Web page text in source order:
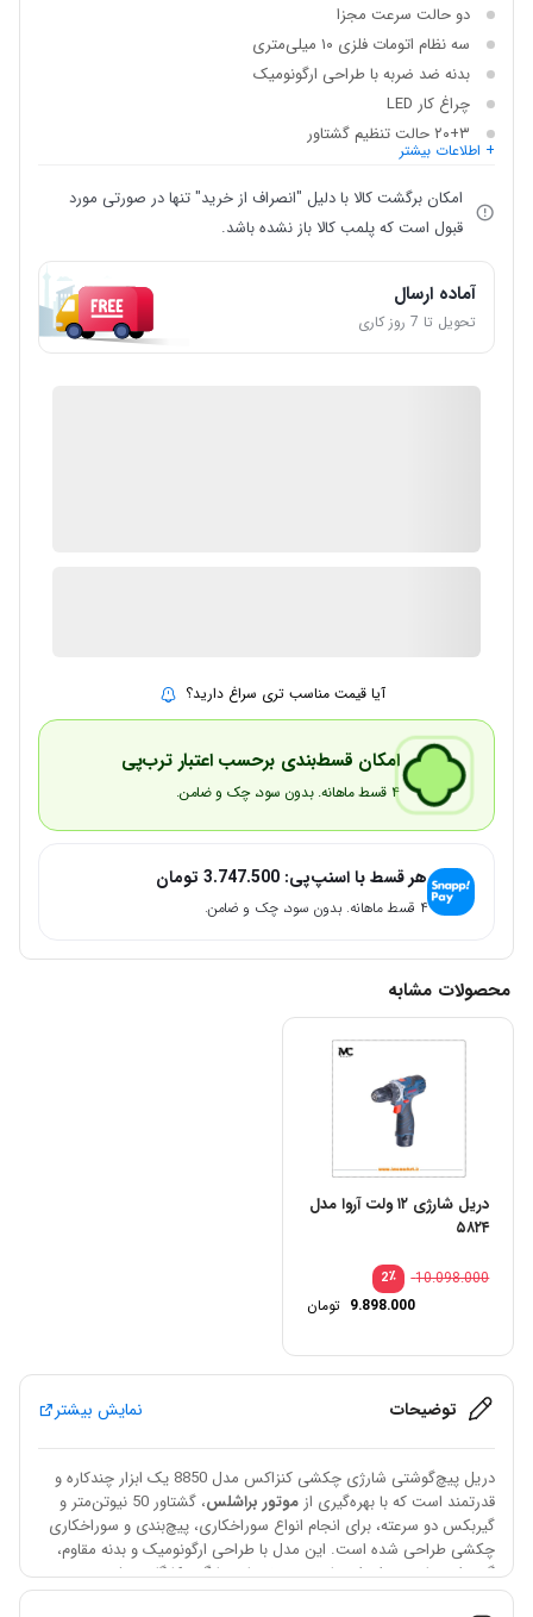
دو حالت سرعت مجزا
سه نظام اتومات فلزی ۱۰ میلی‌متری
بدنه ضد ضربه با طراحی ارگونومیک
چراغ کار LED
۲۰+۳ حالت تنظیم گشتاور
+ اطلاعات بیشتر
امکان برگشت کالا با دلیل "انصراف از خرید" تنها در صورتی مورد
قبول است که پلمب کالا باز نشده باشد.
آماده ارسال
تحویل تا 7 روز کاری
آیا قیمت مناسب تری سراغ دارید؟
امکان قسط‌بندی برحسب اعتبار ترب‌پی
۴ قسط ماهانه. بدون سود، چک و ضامن.
هر قسط با اسنپ‌پی: 3.747.500 تومان
۴ قسط ماهانه. بدون سود، چک و ضامن.
محصولات مشابه
دریل شارژی ۱۲ ولت آروا مدل
۵۸۲۴
٪2
10.098.000
9.898.000 تومان
توضیحات نمایش بیشتر
دریل پیچ‌گوشتی شارژی چکشی کنزاکس مدل 8850 یک ابزار چندکاره و
قدرتمند است که با بهره‌گیری از موتور براشلس
، گشتاور 50 نیوتن‌متر و
گیربکس دو سرعته، برای انجام انواع سوراخکاری، پیچ‌بندی و سوراخکاری
چکشی طراحی شده است. این مدل با طراحی ارگونومیک و بدنه مقاوم،
گزینه‌ای مناسب برای استفاده در پروژه‌های خانگی، کارگاهی، فنی و صنعتی
محسوب می‌شود.